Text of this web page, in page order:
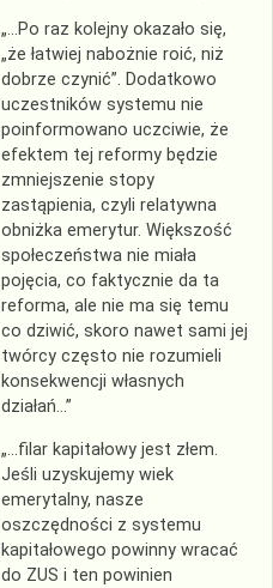
„…Po raz kolejny okazało się,
„że łatwiej nabożnie roić, niż
dobrze czynić”. Dodatkowo
uczestników systemu nie
poinformowano uczciwie, że
efektem tej reformy będzie
zmniejszenie stopy
zastąpienia, czyli relatywna
obniżka emerytur. Większość
społeczeństwa nie miała
pojęcia, co faktycznie da ta
reforma, ale nie ma się temu
co dziwić, skoro nawet sami jej
twórcy często nie rozumieli
konsekwencji własnych
działań…”
„…filar kapitałowy jest złem.
Jeśli uzyskujemy wiek
emerytalny, nasze
oszczędności z systemu
kapitałowego powinny wracać
do ZUS i ten powinien